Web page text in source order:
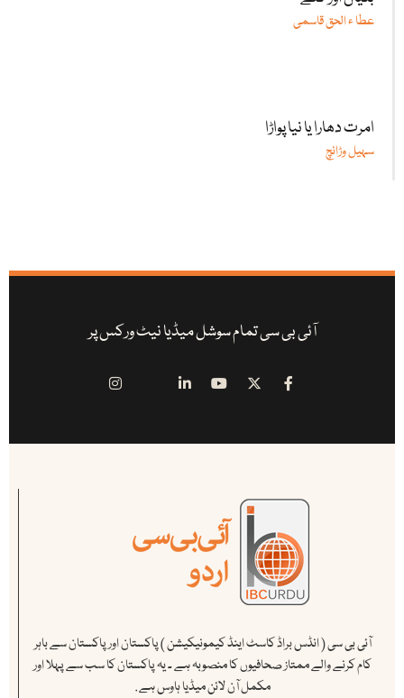
عطا ء الحق قاسمی
امرت دھارا یا نیا پواڑا
سہیل وڑائچ
آئی بی سی تمام سوشل میڈیا نیٹ ورکس پر
آئی بی سی ( انڈس براڈ کاسٹ اینڈ کیمونیکیشن ) پاکستان اور پاکستان سے باہر
کام کرنے والے ممتاز صحافیوں کا منصوبہ ہے ۔ یہ پاکستان کا سب سے پہلا اور
مکمل آن لائن میڈیا ہاوس ہے .